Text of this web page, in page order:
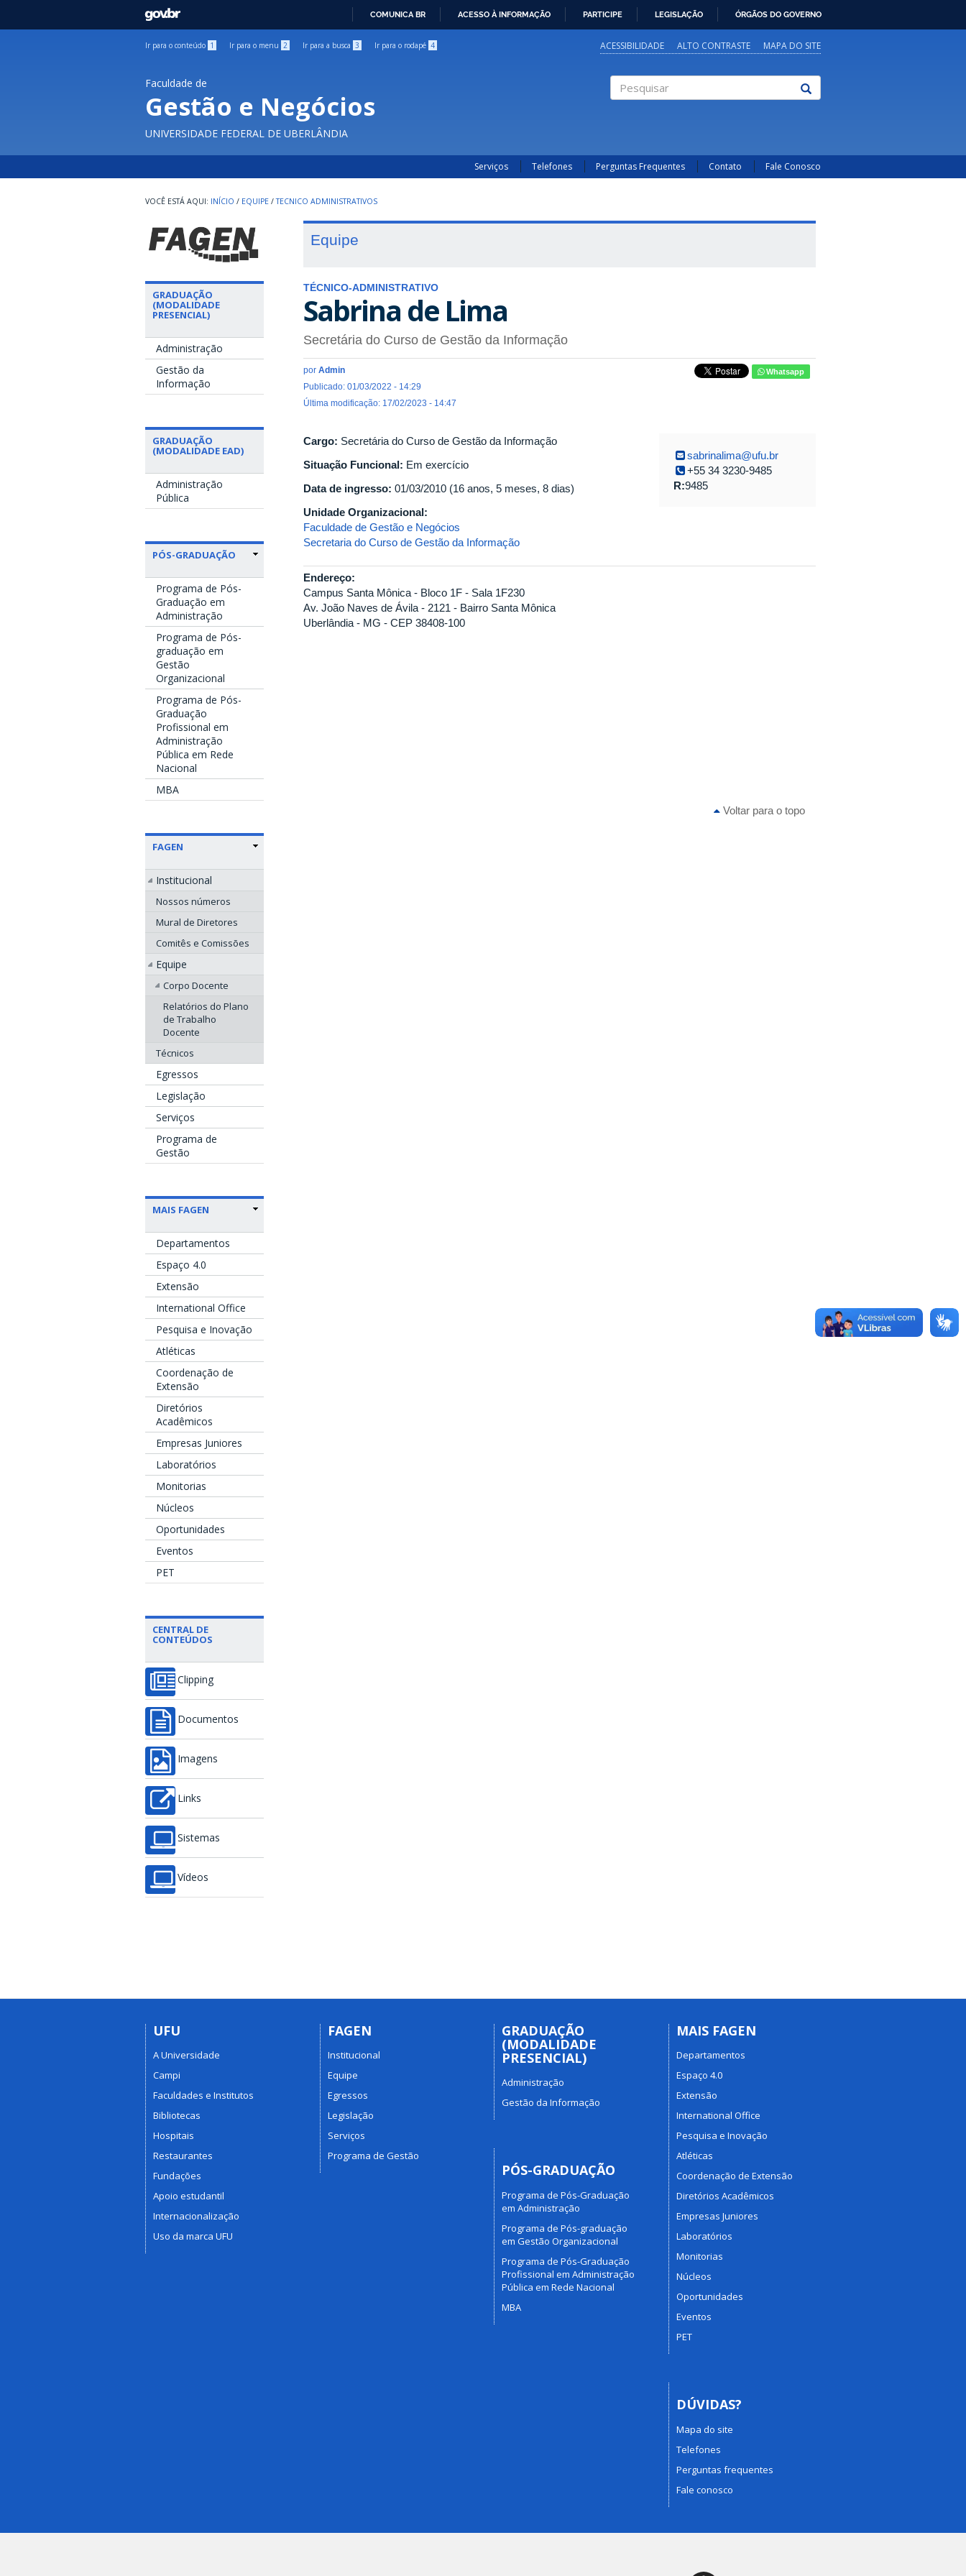
GOVBR
COMUNICA BR ACESSO À INFORMAÇÃO PARTICIPE LEGISLAÇÃO ÓRGÃOS DO GOVERNO
Ir para o conteúdo 1 Ir para o menu 2 Ir para a busca 3 Ir para o rodapé 4 ACESSIBILIDADE ALTO CONTRASTE MAPA DO SITE
Faculdade de
Gestão e Negócios
UNIVERSIDADE FEDERAL DE UBERLÂNDIA
Serviços Telefones Perguntas Frequentes Contato Fale Conosco
INÍCIO / EQUIPE / TECNICO ADMINISTRATIVOS
GRADUAÇÃO
(MODALIDADE
PRESENCIAL)
Administração
Gestão da
Informação
GRADUAÇÃO
(MODALIDADE EAD)
Administração
Pública
PÓS-GRADUAÇÃO
Programa de Pós-
Graduação em
Administração
Programa de Pós-
graduação em
Gestão
Organizacional
Programa de Pós-
Graduação
Profissional em
Administração
Pública em Rede
Nacional
MBA
FAGEN
Institucional
Nossos números
Mural de Diretores
Comitês e Comissões
Equipe
Corpo Docente
Relatórios do Plano
de Trabalho
Docente
Técnicos
Egressos
Legislação
Serviços
Programa de
Gestão
MAIS FAGEN
Departamentos
Espaço 4.0
Extensão
International Office
Pesquisa e Inovação
Atléticas
Coordenação de
Extensão
Diretórios
Acadêmicos
Empresas Juniores
Laboratórios
Monitorias
Núcleos
Oportunidades
Eventos
PET
CENTRAL DE
CONTEÚDOS
Clipping
Documentos
Imagens
Links
Sistemas
Vídeos
Equipe
TÉCNICO-ADMINISTRATIVO
Sabrina de Lima
Secretária do Curso de Gestão da Informação
por Admin
Publicado: 01/03/2022 - 14:29
Última modificação: 17/02/2023 - 14:47
Whatsapp
Cargo: Secretária do Curso de Gestão da Informação
Situação Funcional: Em exercício
Data de ingresso: 01/03/2010 (16 anos, 5 meses, 8 dias)
Unidade Organizacional:
Faculdade de Gestão e Negócios
Secretaria do Curso de Gestão da Informação
sabrinalima@ufu.br
+55 34 3230-9485
R:9485
Endereço:
Campus Santa Mônica - Bloco 1F - Sala 1F230
Av. João Naves de Ávila - 2121 - Bairro Santa Mônica
Uberlândia - MG - CEP 38408-100
Voltar para o topo
UFU
A Universidade
Campi
Faculdades e Institutos
Bibliotecas
Hospitais
Restaurantes
Fundações
Apoio estudantil
Internacionalização
Uso da marca UFU
FAGEN
Institucional
Equipe
Egressos
Legislação
Serviços
Programa de Gestão
GRADUAÇÃO
(MODALIDADE
PRESENCIAL)
Administração
Gestão da Informação
PÓS-GRADUAÇÃO
Programa de Pós-Graduação
em Administração
Programa de Pós-graduação
em Gestão Organizacional
Programa de Pós-Graduação
Profissional em Administração
Pública em Rede Nacional
MBA
MAIS FAGEN
Departamentos
Espaço 4.0
Extensão
International Office
Pesquisa e Inovação
Atléticas
Coordenação de Extensão
Diretórios Acadêmicos
Empresas Juniores
Laboratórios
Monitorias
Núcleos
Oportunidades
Eventos
PET
DÚVIDAS?
Mapa do site
Telefones
Perguntas frequentes
Fale conosco